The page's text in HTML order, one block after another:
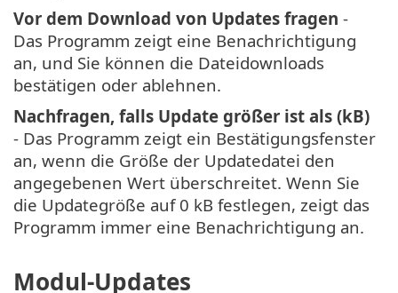
Vor dem Download von Updates fragen -
Das Programm zeigt eine Benachrichtigung
an, und Sie können die Dateidownloads
bestätigen oder ablehnen.
Nachfragen, falls Update größer ist als (kB)
- Das Programm zeigt ein Bestätigungsfenster
an, wenn die Größe der Updatedatei den
angegebenen Wert überschreitet. Wenn Sie
die Updategröße auf 0 kB festlegen, zeigt das
Programm immer eine Benachrichtigung an.
Modul-Updates